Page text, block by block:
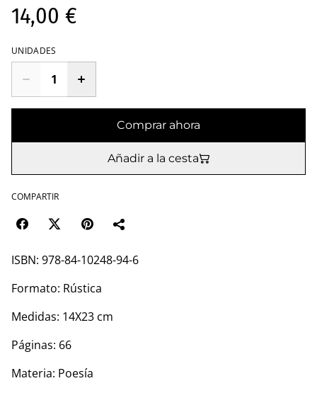
14,00 €
UNIDADES
Comprar ahora
Añadir a la cesta
COMPARTIR
ISBN: 978-84-10248-94-6
Formato: Rústica
Medidas: 14X23 cm
Páginas: 66
Materia: Poesía